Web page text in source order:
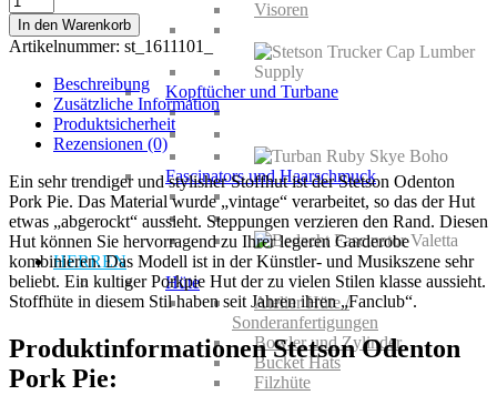
Visoren
Kopftücher und Turbane
Fascinators und Haarschmuck
HERREN
Hüte
Atelier Hüte /
Sonderanfertigungen
Bowler und Zylinder
Bucket Hats
Filzhüte
Odenton
Pork
Pie
Menge
In den Warenkorb
Artikelnummer: st_1611101_
Beschreibung
Zusätzliche Information
Produktsicherheit
Rezensionen (0)
Ein sehr trendiger und stylisher Stoffhut ist der Stetson Odenton
Pork Pie. Das Material wurde „vintage“ verarbeitet, so das der Hut
etwas „abgerockt“ aussieht. Steppungen verzieren den Rand. Diesen
Hut können Sie hervorragend zu Ihrer legeren Garderobe
kombinieren. Das Modell ist in der Künstler- und Musikszene sehr
beliebt. Ein kultiger Porkpie Hut der zu vielen Stilen klasse aussieht.
Stoffhüte in diesem Stil haben seit Jahren ihren „Fanclub“.
Produktinformationen Stetson Odenton
Pork Pie: